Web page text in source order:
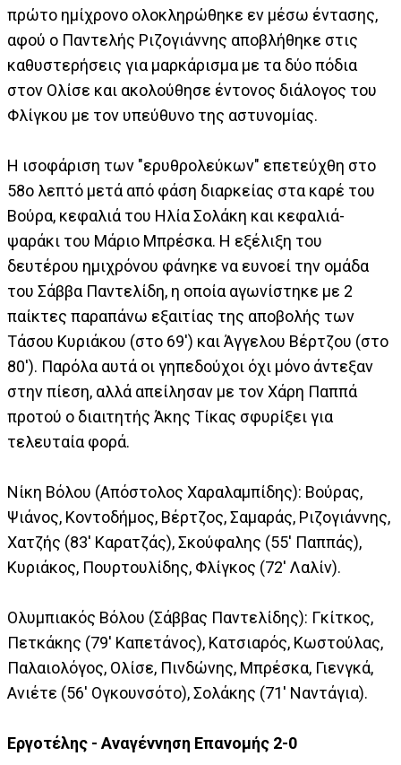
πρώτο ημίχρονο ολοκληρώθηκε εν μέσω έντασης,
αφού ο Παντελής Ριζογιάννης αποβλήθηκε στις
καθυστερήσεις για μαρκάρισμα με τα δύο πόδια
στον Ολίσε και ακολούθησε έντονος διάλογος του
Φλίγκου με τον υπεύθυνο της αστυνομίας.
Η ισοφάριση των "ερυθρολεύκων" επετεύχθη στο
58ο λεπτό μετά από φάση διαρκείας στα καρέ του
Βούρα, κεφαλιά του Ηλία Σολάκη και κεφαλιά-
ψαράκι του Μάριο Μπρέσκα. Η εξέλιξη του
δευτέρου ημιχρόνου φάνηκε να ευνοεί την ομάδα
του Σάββα Παντελίδη, η οποία αγωνίστηκε με 2
παίκτες παραπάνω εξαιτίας της αποβολής των
Τάσου Κυριάκου (στο 69') και Άγγελου Βέρτζου (στο
80'). Παρόλα αυτά οι γηπεδούχοι όχι μόνο άντεξαν
στην πίεση, αλλά απείλησαν με τον Χάρη Παππά
προτού ο διαιτητής Άκης Τίκας σφυρίξει για
τελευταία φορά.
Νίκη Βόλου (Απόστολος Χαραλαμπίδης): Βούρας,
Ψιάνος, Κοντοδήμος, Βέρτζος, Σαμαράς, Ριζογιάννης,
Χατζής (83' Καρατζάς), Σκούφαλης (55' Παππάς),
Κυριάκος, Πουρτουλίδης, Φλίγκος (72' Λαλίν).
Ολυμπιακός Βόλου (Σάββας Παντελίδης): Γκίτκος,
Πετκάκης (79' Καπετάνος), Κατσιαρός, Κωστούλας,
Παλαιολόγος, Ολίσε, Πινδώνης, Μπρέσκα, Γιενγκά,
Ανιέτε (56' Ογκουνσότο), Σολάκης (71' Ναντάγια).
Εργοτέλης - Αναγέννηση Επανομής 2-0